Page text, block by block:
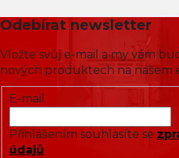
Odebírat newsletter
Vložte svůj e-mail a my vám
nových produktech na našem
E-mail
Přihlášením souhlasíte se
údajů